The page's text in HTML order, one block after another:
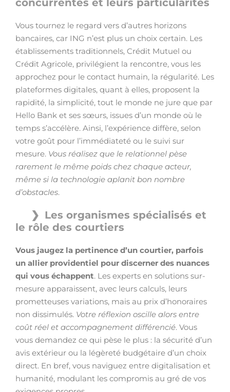
concurrentes et leurs particularités
Vous tournez le regard vers d’autres horizons
bancaires, car ING n’est plus un choix certain. Les
établissements traditionnels, Crédit Mutuel ou
Crédit Agricole, privilégient la rencontre, vous les
approchez pour le contact humain, la régularité. Les
plateformes digitales, quant à elles, proposent la
rapidité, la simplicité, tout le monde ne jure que par
Hello Bank et ses sœurs, issues d’un monde où le
temps s’accélère. Ainsi, l’expérience diffère, selon
votre goût pour l’immédiateté ou le suivi sur
mesure. Vous réalisez que le relationnel pèse
rarement le même poids chez chaque acteur,
même si la technologie aplanit bon nombre
d’obstacles.
Les organismes spécialisés et
le rôle des courtiers
Vous jaugez la pertinence d’un courtier, parfois
un allier providentiel pour discerner des nuances
qui vous échappent. Les experts en solutions sur-
mesure apparaissent, avec leurs calculs, leurs
prometteuses variations, mais au prix d’honoraires
non dissimulés. Votre réflexion oscille alors entre
coût réel et accompagnement différencié. Vous
vous demandez ce qui pèse le plus : la sécurité d’un
avis extérieur ou la légèreté budgétaire d’un choix
direct. En bref, vous naviguez entre digitalisation et
humanité, modulant les compromis au gré de vos